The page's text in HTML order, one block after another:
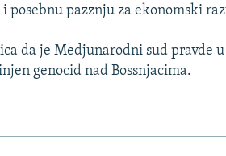
pazznju za ekonomski
da je Medjunarodni sud pravde
genocid nad Bossnjacima.